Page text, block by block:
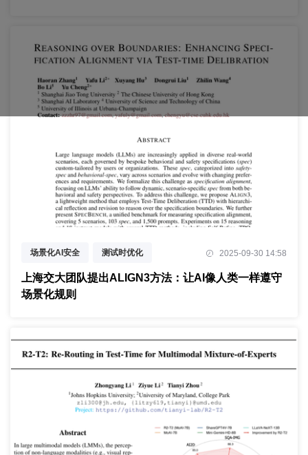
场景化AI安全 测试时优化
规范对齐评估
2025-09-30 14:58
上海交大团队提出ALIGN3方法：让AI像人类一样遵守
场景化规则